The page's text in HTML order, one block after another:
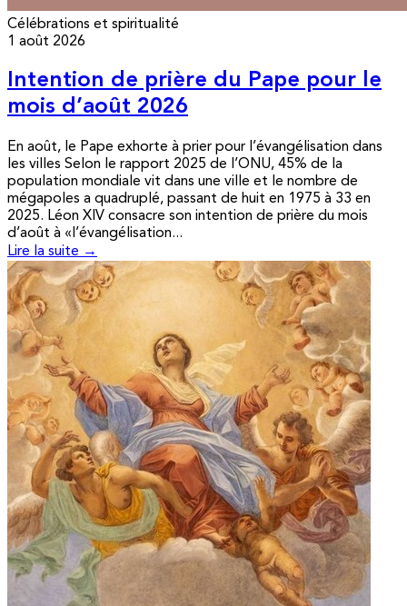
Célébrations et spiritualité
1 août 2026
Intention de prière du Pape pour le
mois d’août 2026
En août, le Pape exhorte à prier pour l’évangélisation dans
les villes Selon le rapport 2025 de l’ONU, 45% de la
population mondiale vit dans une ville et le nombre de
mégapoles a quadruplé, passant de huit en 1975 à 33 en
2025. Léon XIV consacre son intention de prière du mois
d’août à «l’évangélisation...
Lire la suite →